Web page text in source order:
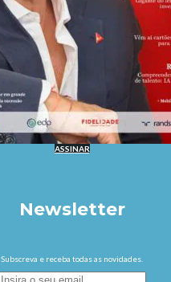
ASSINAR
Newsletter
Subscreva e receba todas as novidades.